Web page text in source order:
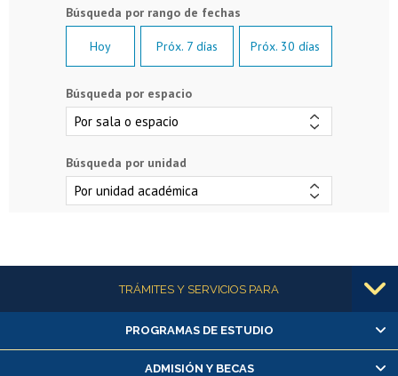
Hoy Próx. 7 días Próx. 30 días
Búsqueda por espacio
Búsqueda por unidad
Más informaciónTRÁMITES Y SERVICIOS PARA
Alumnas/os y exalumnas/os
Matrícula en línea
PROGRAMAS DE ESTUDIO
ADMISIÓN Y BECAS